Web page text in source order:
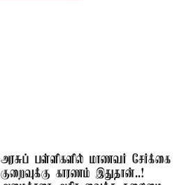
அரசுப் பள்ளிகளில் மாணவர் சேர்க்கை
குறைவுக்கு காரணம் இதுதான்..!